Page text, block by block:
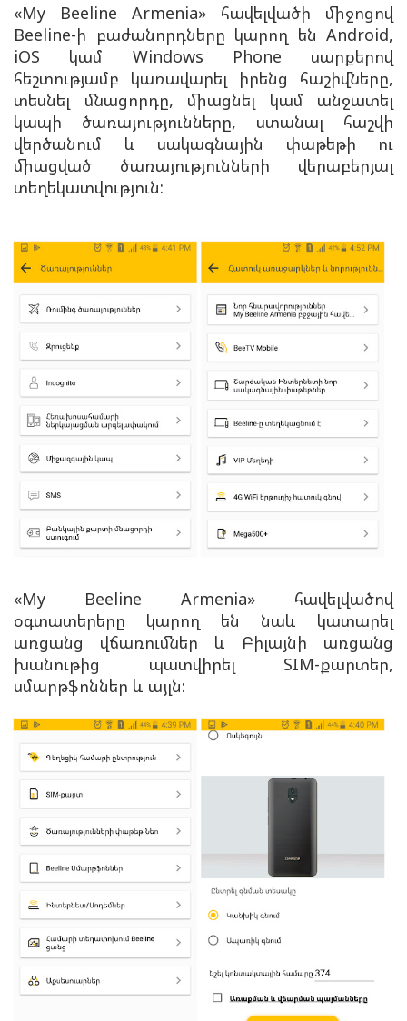
«My Beeline Armenia» հավելվածի միջոցով
Beeline-ի բաժանորդները կարող են Android,
iOS կամ Windows Phone սարքերով
հեշտությամբ կառավարել իրենց հաշիվները,
տեսնել մնացորդը, միացնել կամ անջատել
կապի ծառայությունները, ստանալ հաշվի
վերծանում և սակագնային փաթեթի ու
միացված ծառայությունների վերաբերյալ
տեղեկատվություն:
«My Beeline Armenia» հավելվածով
օգտատերերը կարող են նաև կատարել
առցանց վճառումներ և Բիլայնի առցանց
խանութից պատվիրել SIM-քարտեր,
սմարթֆոններ և այլն: